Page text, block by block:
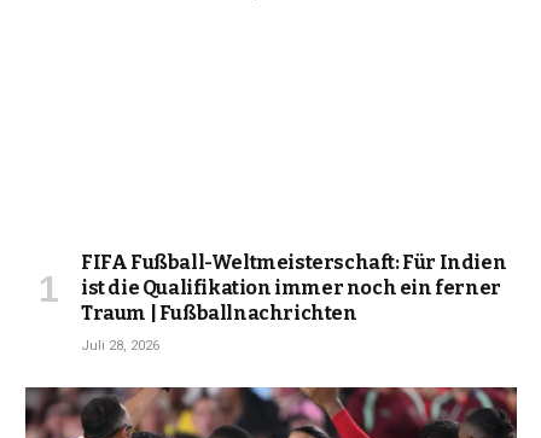
FIFA Fußball-Weltmeisterschaft: Für Indien
ist die Qualifikation immer noch ein ferner
Traum | Fußballnachrichten
Juli 28, 2026